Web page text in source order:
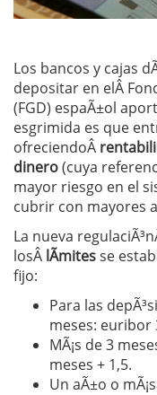
Los bancos y cajas
depositar en elÂ
(FGD) espaÃ±ol
esgrimida es que
ofreciendoÂ
dinero(cuya
mayor riesgo en el
cubrir con mayores
La nueva
losÂ lÃ­mitesse
fijo:
Para las
meses: euribor
MÃ¡s de 3
meses + 1,5.
Un aÃ±o o